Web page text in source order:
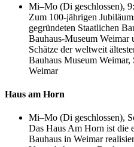
Mi–Mo (Di geschlossen),
Zum 100-jährigen
gegründeten Staatlichen
Bauhaus-Museum Weimar
Schätze der weltweit
Bauhaus Museum Weimar,
Weimar
Haus am Horn
Mi–Mo (Di geschlossen),
Das Haus Am Horn ist die
Bauhaus in Weimar